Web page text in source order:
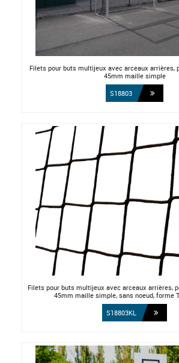
Filets pour buts multijeux avec arceaux arrières,
45mm maille simple
S18803
Filets pour buts multijeux avec arceaux arrières,
45mm maille simple, sans noeud, forme
S18803KL